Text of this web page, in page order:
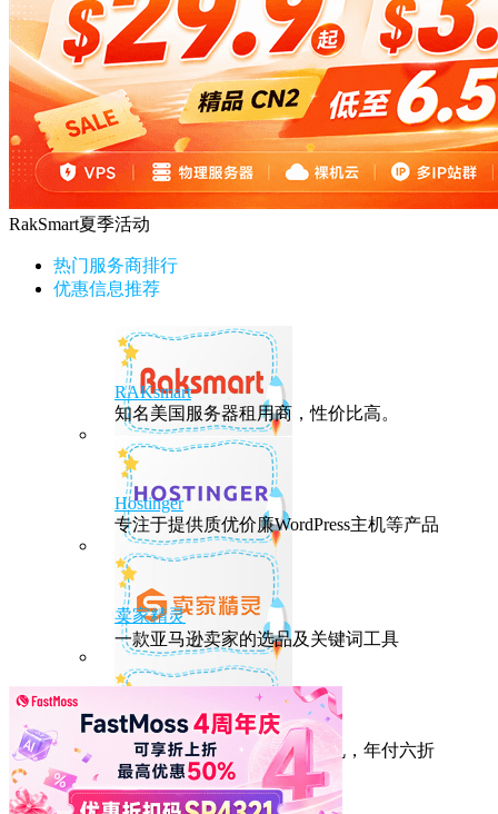
RakSmart夏季活动
热门服务商排行
优惠信息推荐
RAKsmart
知名美国服务器租用商，性价比高。
Hostinger
专注于提供质优价廉WordPress主机等产品
卖家精灵
一款亚马逊卖家的选品及关键词工具
HostEase
性能出众的高性价比美国主机，年付六折